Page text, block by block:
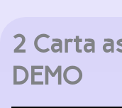
2 Carta
DEMO